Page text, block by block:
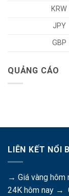
KRW
JPY
GBP
QUẢNG CÁO
LIÊN KẾT NỔI
→ Giá vàng hôm
24K hôm nay →